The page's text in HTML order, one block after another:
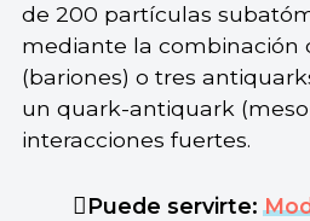
de 200 partículas
mediante la combinación
(bariones) o tres
un quark-antiquark
interacciones fuertes.
Puede servirte: